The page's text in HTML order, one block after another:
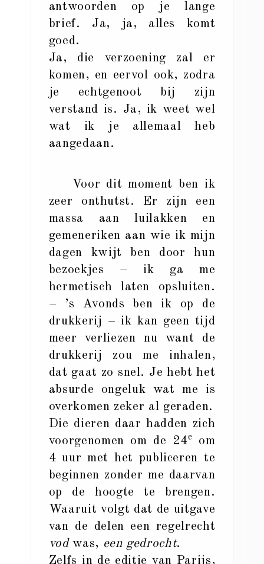
antwoorden op je lange
brief. Ja, ja, alles komt
goed.
Ja, die verzoening zal er
komen, en eervol ook, zodra
je echtgenoot bij zijn
verstand is. Ja, ik weet wel
wat ik je allemaal heb
aangedaan.
Voor dit moment ben ik
zeer onthutst. Er zijn een
massa aan luilakken en
gemeneriken aan wie ik mijn
dagen kwijt ben door hun
bezoekjes – ik ga me
hermetisch laten opsluiten.
– ’s Avonds ben ik op de
drukkerij – ik kan geen tijd
meer verliezen nu want de
drukkerij zou me inhalen,
dat gaat zo snel. Je hebt het
absurde ongeluk wat me is
overkomen zeker al geraden.
Die dieren daar hadden zich
voorgenomen om de 24e
om
4 uur met het publiceren te
beginnen zonder me daarvan
op de hoogte te brengen.
Waaruit volgt dat de uitgave
van de delen een regelrecht
vodwas, een gedrocht.
Zelfs in de editie van Parijs,